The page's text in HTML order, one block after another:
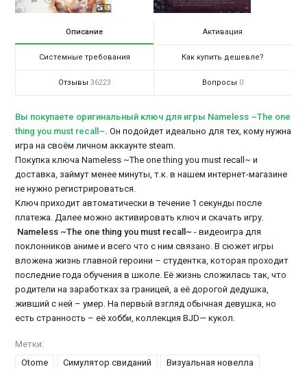
Описание Активация
Системные требования Как купить дешевле?
Отзывы 36223 Вопросы 0
Вы покупаете оригинальный ключ для игры Nameless ~The one
thing you must recall~. Он подойдет идеально для тех, кому нужна
игра на своём личном аккаунте steam.
Покупка ключа Nameless ~The one thing you must recall~ и
доставка, займут менее минуты, т.к. в нашем интернет-магазине
не нужно регистрироваться.
Ключ приходит автоматически в течение 1 секунды после
платежа. Далее можно активировать ключ и скачать игру.
Nameless ~The one thing you must recall~- видеоигра для
поклонников аниме и всего что с ним связано. В сюжет игры
вложена жизнь главной героини – студентка, которая проходит
последние года обучения в школе. Её жизнь сложилась так, что
родители на заработках за границей, а её дорогой дедушка,
живший с ней – умер. На первый взгляд обычная девушка, но
есть странность – её хобби, коллекция BJD— кукол.
Метки:
Otome
Симулятор свиданий Визуальная новелла